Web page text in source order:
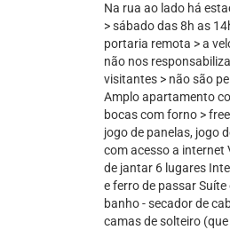
Na rua ao lado há
> sábado das 8h as
portaria remota > a
não nos
visitantes > não são
Amplo apartamento
bocas com forno >
jogo de panelas, jogo
com acesso a internet
de jantar 6 lugares
e ferro de passar
banho - secador de
camas de solteiro